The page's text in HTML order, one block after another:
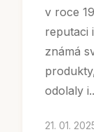
v roce
reputaci
známá
odolaly
21. 01.